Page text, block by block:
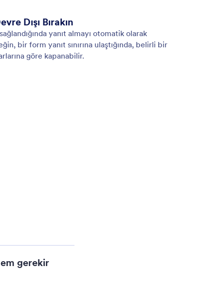
Dışı Bırakın
yanıt almayı otomatik olarak
bir form yanıt sınırına ulaştığında, belirli bir
göre kapanabilir.
gerekir